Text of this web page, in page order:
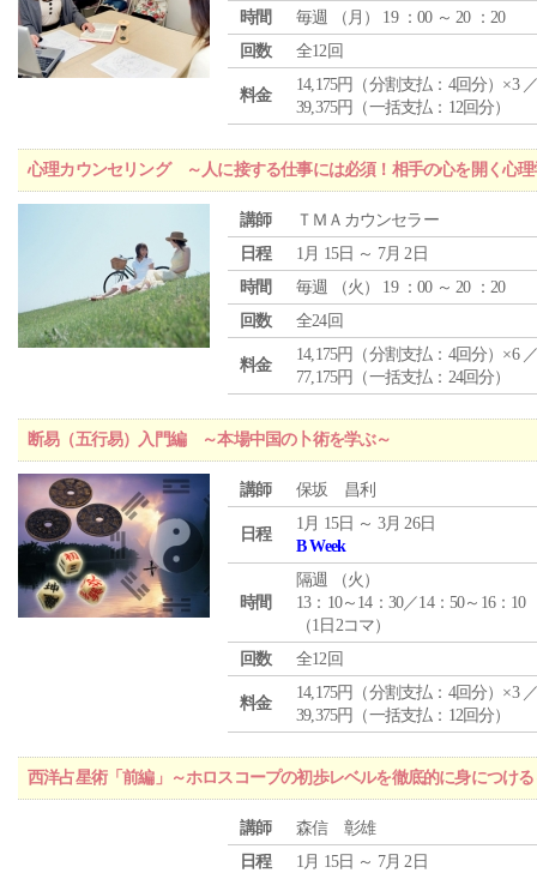
時間
毎週 （ 月 ） 19 ：00 ～ 20 ：20
回数
全12回
料金
14,175円（分割支払：4回分）×3
39,375円（一括支払：12回分）
心理カウンセリング ～人に接する仕事には必須！相手の心を開く心理
講師
ＴＭＡカウンセラー
日程
1月 15日 ～ 7月 2日
時間
毎週 （火 ） 19 ：00 ～ 20 ：20
回数
全24回
料金
14,175円（分割支払：4回分）×6
77,175円（一括支払：24回分）
断易（五行易）入門編 ～本場中国の卜術を学ぶ～
講師 保坂 昌利
日程
1月 15日 ～ 3月 26日
B Week
時間
隔週 （火 ）
13：10～14：30／14：50～16：10
（1日2コマ）
回数
全12回
料金
14,175円（分割支払：4回分）×3
39,375円（一括支払：12回分）
西洋占星術「前編」～ホロスコープの初歩レベルを徹底的に身につける
講師
森信 彰雄
日程
1月 15日 ～ 7月 2日